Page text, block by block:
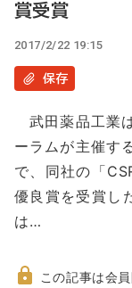
テ
動
賞受賞
2017/2/22 19:15
保存
武田薬品工業
ーラムが主催す
で、同社の「
優良賞を受賞し
は…
この記事は会員